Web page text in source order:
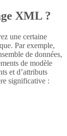
XML ?
une certaine
Par exemple,
de données,
de modèle
et d’attributs
significative :